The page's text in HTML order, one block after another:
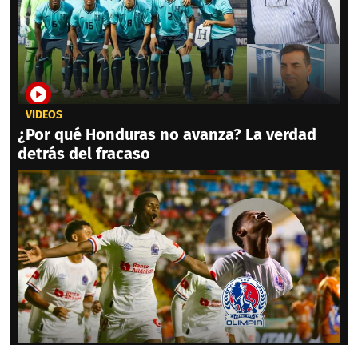
VIDEOS
¿Por qué Honduras no avanza? La verdad
detrás del fracaso